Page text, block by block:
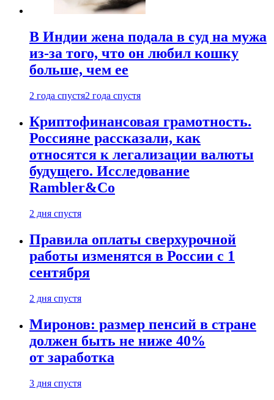
В Индии жена подала в суд на мужа
из-за того, что он любил кошку
больше, чем ее
2 года спустя2 года спустя
Криптофинансовая грамотность.
Россияне рассказали, как
относятся к легализации валюты
будущего. Исследование
Rambler&Co
2 дня спустя
Правила оплаты сверхурочной
работы изменятся в России с 1
сентября
2 дня спустя
Миронов: размер пенсий в стране
должен быть не ниже 40%
от заработка
3 дня спустя